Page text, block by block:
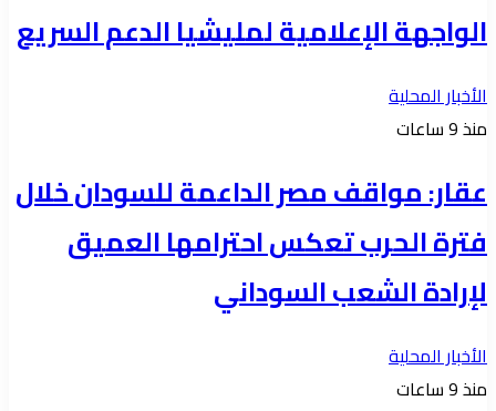
الواجهة الإعلامية لمليشيا الدعم السريع
الأخبار المحلية
منذ 9 ساعات
عقار: مواقف مصر الداعمة للسودان خلال
فترة الحرب تعكس احترامها العميق
لإرادة الشعب السوداني
الأخبار المحلية
منذ 9 ساعات